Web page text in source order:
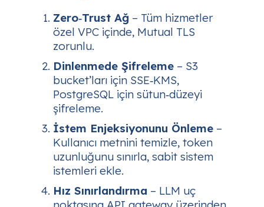
Zero‑Trust Ağ – Tüm hizmetler
özel VPC içinde, Mutual TLS
zorunlu.
Dinlenmede Şifreleme – S3
bucket’ları için SSE‑KMS,
PostgreSQL için sütun‑düzeyi
şifreleme.
İstem Enjeksiyonunu Önleme –
Kullanıcı metnini temizle, token
uzunluğunu sınırla, sabit sistem
istemleri ekle.
Hız Sınırlandırma – LLM uç